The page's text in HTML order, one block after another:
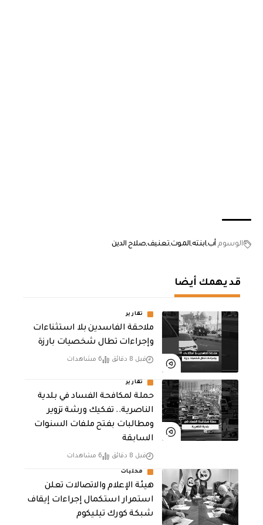
الوسوم أبابنتهالموتتعنيفصلاح الدين
قد يهمك أيضا
تقارير
ملاحقة الفاسدين بلا استثناءات
وإجراءات تطال شخصيات بارزة
قبل 8 دقائق 6 مشاهدات
تقارير
حملة لمكافحة الفساد في بلدية
الناصرية.. تفكيك ورشة تزوير
ومطالبات بفتح ملفات السنوات
السابقة
قبل 8 دقائق 6 مشاهدات
محليات
هيئة الإعلام والاتصالات تعلن
استمرار استكمال إجراءات إيقاف
شبكة كورك تيليكوم